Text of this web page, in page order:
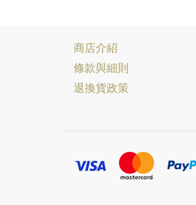
商店介紹
條款與細則
退換貨政策